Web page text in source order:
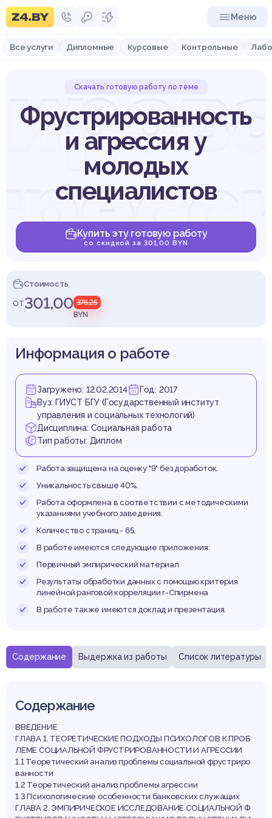
Меню
Все услуги Дипломные Курсовые Контрольные
Скачать готовую работу по теме
Фрустрированность
и агрессия у
молодых
специалистов
Купить эту готовую работу
со скидкой за 301,00 BYN
Стоимость
от301,00 376,25
BYN
Содержание Выдержка из работы Список литературы
Содержание
ВВЕДЕНИЕ
ГЛАВА 1. ТЕОРЕТИЧЕСКИЕ ПОДХОДЫ ПСИХОЛОГОВ К ПРОБ
ЛЕМЕ СОЦИАЛЬНОЙ ФРУСТРИРОВАННОСТИ И АГРЕССИИ
1.1 Теоретический анализ проблемы социальной фрустриро
ванности
1.2 Теоретический анализ проблемы агрессии
1.3 Психологические особенности банковских служащих
ГЛАВА 2. ЭМПИРИЧЕСКОЕ ИССЛЕДОВАНИЕ СОЦИАЛЬНОЙ Ф
Информация о работе
Загружено: 12.02.2014
Год: 2017
Вуз: ГИУСТ БГУ (Государственный институт
управления и социальных технологий)
Дисциплина: Социальная работа
Тип работы: Диплом
Работа защищена на оценку "9" без доработок.
Уникальность свыше 40%.
Работа оформлена в соответствии с методическими
указаниями учебного заведения.
Количество страниц - 65.
В работе имеются следующие приложения:
Первичный эмпирический материал
Результаты обработки данных с помощью критерия
линейной ранговой корреляции r-Спирмена
В работе также имеются доклад и презентация.